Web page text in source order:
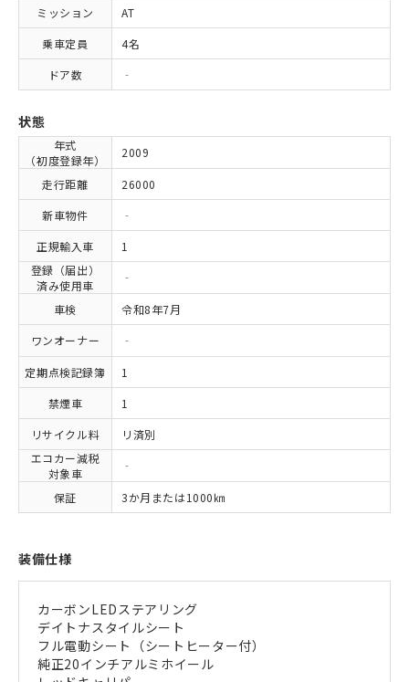
ミッション
AT
乗車定員
4名
ドア数
‐
状態
年式
（初度登録年）
2009
走行距離
26000
新車物件
‐
正規輸入車
1
登録（届出）
済み使用車
‐
車検
令和8年7月
ワンオーナー
‐
定期点検記録簿
1
禁煙車
1
リサイクル料
リ済別
エコカー減税
対象車
‐
保証 3か月または1000㎞
装備仕様
カーボンLEDステアリング
デイトナスタイルシート
フル電動シート（シートヒーター付）
純正20インチアルミホイール